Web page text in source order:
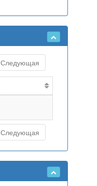
Следующая
Следующая